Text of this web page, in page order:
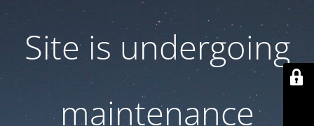
Site is undergoing
maintenance